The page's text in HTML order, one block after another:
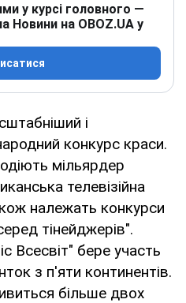
у курсі головного —
Новини на OBOZ.UA у
і
конкурс краси.
мільярдер
телевізійна
належать конкурси
тінейджерів".
Всесвіт" бере участь
з п'яти континентів.
більше двох